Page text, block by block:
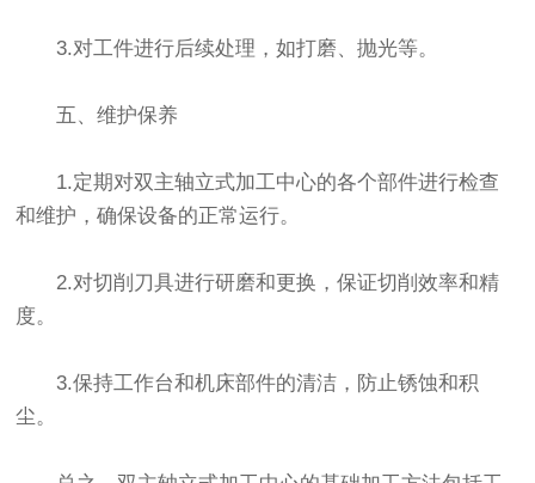
3.对工件进行后续处理，如打磨、抛光等。
五、维护保养
1.定期对双主轴立式加工中心的各个部件进行检查
和维护，确保设备的正常运行。
2.对切削刀具进行研磨和更换，保证切削效率和精
度。
3.保持工作台和机床部件的清洁，防止锈蚀和积
尘。